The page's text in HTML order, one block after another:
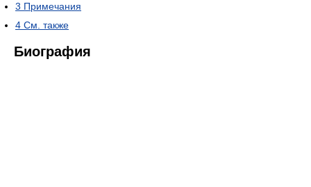
3 Примечания
4 См. также
Биография